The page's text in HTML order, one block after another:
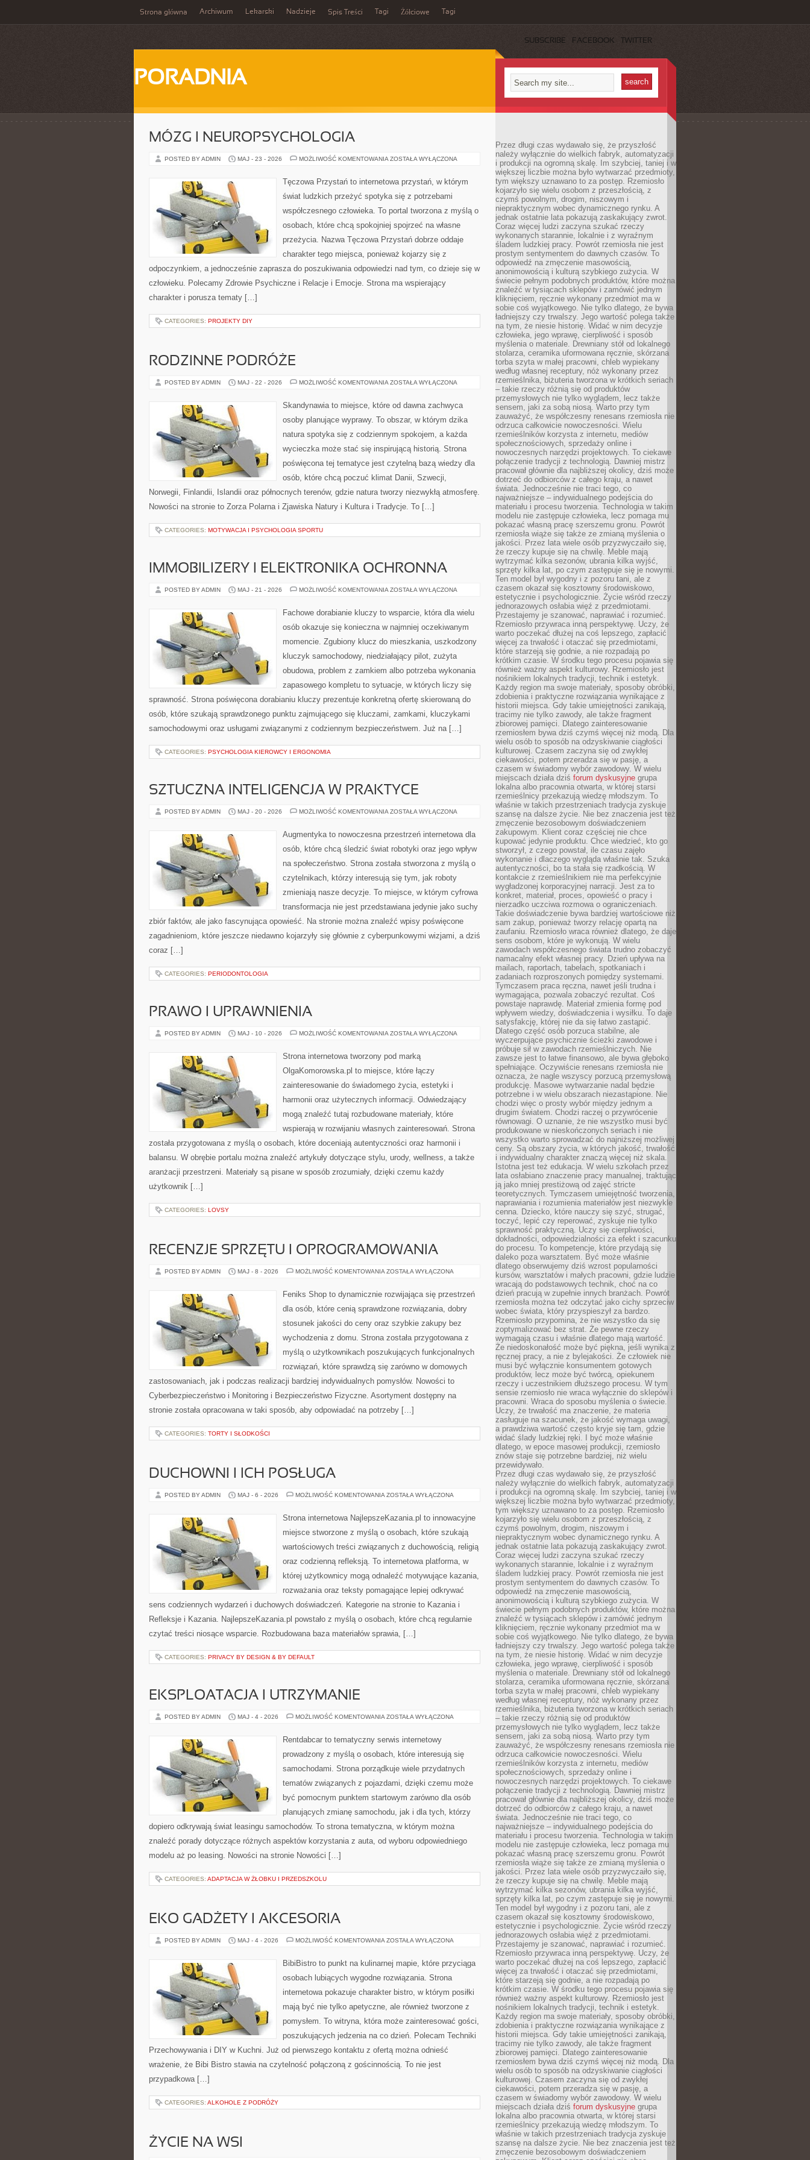
Strona główna Archiwum Lekarski Nadzieje Spis Treści Tagi Żółciowe Tagi
SUBSCRIBE FACEBOOK TWITTER
PORADNIA
MÓZG I NEUROPSYCHOLOGIA
POSTED BY ADMIN MAJ - 23 - 2026 MOŻLIWOŚĆ KOMENTOWANIA MÓZG
ZOSTAŁA WYŁĄCZONA
Tęczowa Przystań to internetowa przystań, w którym
świat ludzkich przeżyć spotyka się z potrzebami
współczesnego człowieka. To portal tworzona z myślą o
osobach, które chcą spokojniej spojrzeć na własne
przeżycia. Nazwa Tęczowa Przystań dobrze oddaje
charakter tego miejsca, ponieważ kojarzy się z
odpoczynkiem, a jednocześnie zaprasza do poszukiwania odpowiedzi nad tym, co dzieje się w
człowieku. Polecamy Zdrowie Psychiczne i Relacje i Emocje. Strona ma wspierający
charakter i porusza tematy […]
CATEGORIES: PROJEKTY DIY
RODZINNE PODRÓŻE
POSTED BY ADMIN MAJ - 22 - 2026 MOŻLIWOŚĆ KOMENTOWANIA RODZINNE
ZOSTAŁA WYŁĄCZONA
Skandynawia to miejsce, które od dawna zachwyca
osoby planujące wyprawy. To obszar, w którym dzika
natura spotyka się z codziennym spokojem, a każda
wycieczka może stać się inspirującą historią. Strona
poświęcona tej tematyce jest czytelną bazą wiedzy dla
osób, które chcą poczuć klimat Danii, Szwecji,
Norwegii, Finlandii, Islandii oraz północnych terenów, gdzie natura tworzy niezwykłą atmosferę.
Nowości na stronie to Zorza Polarna i Zjawiska Natury i Kultura i Tradycje. To […]
CATEGORIES: MOTYWACJA I PSYCHOLOGIA SPORTU
IMMOBILIZERY I ELEKTRONIKA OCHRONNA
POSTED BY ADMIN MAJ - 21 - 2026 MOŻLIWOŚĆ KOMENTOWANIA IMMOBILIZERY
OCHRONNA
ZOSTAŁA WYŁĄCZONA
Fachowe dorabianie kluczy to wsparcie, która dla wielu
osób okazuje się konieczna w najmniej oczekiwanym
momencie. Zgubiony klucz do mieszkania, uszkodzony
kluczyk samochodowy, niedziałający pilot, zużyta
obudowa, problem z zamkiem albo potrzeba wykonania
zapasowego kompletu to sytuacje, w których liczy się
sprawność. Strona poświęcona dorabianiu kluczy prezentuje konkretną ofertę skierowaną do
osób, które szukają sprawdzonego punktu zajmującego się kluczami, zamkami, kluczykami
samochodowymi oraz usługami związanymi z codziennym bezpieczeństwem. Już na […]
CATEGORIES: PSYCHOLOGIA KIEROWCY I ERGONOMIA
SZTUCZNA INTELIGENCJA W PRAKTYCE
POSTED BY ADMIN MAJ - 20 - 2026 MOŻLIWOŚĆ KOMENTOWANIA SZTUCZNA
PRAKTYCE
ZOSTAŁA WYŁĄCZONA
Augmentyka to nowoczesna przestrzeń internetowa dla
osób, które chcą śledzić świat robotyki oraz jego wpływ
na społeczeństwo. Strona została stworzona z myślą o
czytelnikach, którzy interesują się tym, jak roboty
zmieniają nasze decyzje. To miejsce, w którym cyfrowa
transformacja nie jest przedstawiana jedynie jako suchy
zbiór faktów, ale jako fascynująca opowieść. Na stronie można znaleźć wpisy poświęcone
zagadnieniom, które jeszcze niedawno kojarzyły się głównie z cyberpunkowymi wizjami, a dziś
coraz […]
CATEGORIES: PERIODONTOLOGIA
PRAWO I UPRAWNIENIA
POSTED BY ADMIN MAJ - 10 - 2026 MOŻLIWOŚĆ KOMENTOWANIA PRAWO
ZOSTAŁA WYŁĄCZONA
Strona internetowa tworzony pod marką
OlgaKomorowska.pl to miejsce, które łączy
zainteresowanie do świadomego życia, estetyki i
harmonii oraz użytecznych informacji. Odwiedzający
mogą znaleźć tutaj rozbudowane materiały, które
wspierają w rozwijaniu własnych zainteresowań. Strona
została przygotowana z myślą o osobach, które doceniają autentyczności oraz harmonii i
balansu. W obrębie portalu można znaleźć artykuły dotyczące stylu, urody, wellness, a także
aranżacji przestrzeni. Materiały są pisane w sposób zrozumiały, dzięki czemu każdy
użytkownik […]
CATEGORIES: LOVSY
RECENZJE SPRZĘTU I OPROGRAMOWANIA
POSTED BY ADMIN MAJ - 8 - 2026 MOŻLIWOŚĆ KOMENTOWANIA RECENZJE
OPROGRAMOWANIA
ZOSTAŁA WYŁĄCZONA
Feniks Shop to dynamicznie rozwijająca się przestrzeń
dla osób, które cenią sprawdzone rozwiązania, dobry
stosunek jakości do ceny oraz szybkie zakupy bez
wychodzenia z domu. Strona została przygotowana z
myślą o użytkownikach poszukujących funkcjonalnych
rozwiązań, które sprawdzą się zarówno w domowych
zastosowaniach, jak i podczas realizacji bardziej indywidualnych pomysłów. Nowości to
Cyberbezpieczeństwo i Monitoring i Bezpieczeństwo Fizyczne. Asortyment dostępny na
stronie została opracowana w taki sposób, aby odpowiadać na potrzeby […]
CATEGORIES: TORTY I SŁODKOŚCI
DUCHOWNI I ICH POSŁUGA
POSTED BY ADMIN MAJ - 6 - 2026 MOŻLIWOŚĆ KOMENTOWANIA DUCHOWNI
POSŁUGA
ZOSTAŁA WYŁĄCZONA
Strona internetowa NajlepszeKazania.pl to innowacyjne
miejsce stworzone z myślą o osobach, które szukają
wartościowych treści związanych z duchowością, religią
oraz codzienną refleksją. To internetowa platforma, w
której użytkownicy mogą odnaleźć motywujące kazania,
rozważania oraz teksty pomagające lepiej odkrywać
sens codziennych wydarzeń i duchowych doświadczeń. Kategorie na stronie to Kazania i
Refleksje i Kazania. NajlepszeKazania.pl powstało z myślą o osobach, które chcą regularnie
czytać treści niosące wsparcie. Rozbudowana baza materiałów sprawia, […]
CATEGORIES: PRIVACY BY DESIGN & BY DEFAULT
EKSPLOATACJA I UTRZYMANIE
POSTED BY ADMIN MAJ - 4 - 2026 MOŻLIWOŚĆ KOMENTOWANIA EKSPLOATACJA
ZOSTAŁA WYŁĄCZONA
Rentdabcar to tematyczny serwis internetowy
prowadzony z myślą o osobach, które interesują się
samochodami. Strona porządkuje wiele przydatnych
tematów związanych z pojazdami, dzięki czemu może
być pomocnym punktem startowym zarówno dla osób
planujących zmianę samochodu, jak i dla tych, którzy
dopiero odkrywają świat leasingu samochodów. To strona tematyczna, w którym można
znaleźć porady dotyczące różnych aspektów korzystania z auta, od wyboru odpowiedniego
modelu aż po leasing. Nowości na stronie Nowości […]
CATEGORIES: ADAPTACJA W ŻŁOBKU I PRZEDSZKOLU
EKO GADŻETY I AKCESORIA
POSTED BY ADMIN MAJ - 4 - 2026 MOŻLIWOŚĆ KOMENTOWANIA EKO
AKCESORIA
ZOSTAŁA WYŁĄCZONA
BibiBistro to punkt na kulinarnej mapie, które przyciąga
osobach lubiących wygodne rozwiązania. Strona
internetowa pokazuje charakter bistro, w którym posiłki
mają być nie tylko apetyczne, ale również tworzone z
pomysłem. To witryna, która może zainteresować gości,
poszukujących jedzenia na co dzień. Polecam Techniki
Przechowywania i DIY w Kuchni. Już od pierwszego kontaktu z ofertą można odnieść
wrażenie, że Bibi Bistro stawia na czytelność połączoną z gościnnością. To nie jest
przypadkowa […]
CATEGORIES: ALKOHOLE Z PODRÓŻY
ŻYCIE NA WSI
Przez długi czas wydawało się, że przyszłość
należy wyłącznie do wielkich fabryk, automatyzacji
i produkcji na ogromną skalę. Im szybciej, taniej i w
większej liczbie można było wytwarzać przedmioty,
tym większy uznawano to za postęp. Rzemiosło
kojarzyło się wielu osobom z przeszłością, z
czymś powolnym, drogim, niszowym i
niepraktycznym wobec dynamicznego rynku. A
jednak ostatnie lata pokazują zaskakujący zwrot.
Coraz więcej ludzi zaczyna szukać rzeczy
wykonanych starannie, lokalnie i z wyraźnym
śladem ludzkiej pracy. Powrót rzemiosła nie jest
prostym sentymentem do dawnych czasów. To
odpowiedź na zmęczenie masowością,
anonimowością i kulturą szybkiego zużycia. W
świecie pełnym podobnych produktów, które można
znaleźć w tysiącach sklepów i zamówić jednym
kliknięciem, ręcznie wykonany przedmiot ma w
sobie coś wyjątkowego. Nie tylko dlatego, że bywa
ładniejszy czy trwalszy. Jego wartość polega także
na tym, że niesie historię. Widać w nim decyzje
człowieka, jego wprawę, cierpliwość i sposób
myślenia o materiale. Drewniany stół od lokalnego
stolarza, ceramika uformowana ręcznie, skórzana
torba szyta w małej pracowni, chleb wypiekany
według własnej receptury, nóż wykonany przez
rzemieślnika, biżuteria tworzona w krótkich seriach
– takie rzeczy różnią się od produktów
przemysłowych nie tylko wyglądem, lecz także
sensem, jaki za sobą niosą. Warto przy tym
zauważyć, że współczesny renesans rzemiosła nie
odrzuca całkowicie nowoczesności. Wielu
rzemieślników korzysta z internetu, mediów
społecznościowych, sprzedaży online i
nowoczesnych narzędzi projektowych. To ciekawe
połączenie tradycji z technologią. Dawniej mistrz
pracował głównie dla najbliższej okolicy, dziś może
dotrzeć do odbiorców z całego kraju, a nawet
świata. Jednocześnie nie traci tego, co
najważniejsze – indywidualnego podejścia do
materiału i procesu tworzenia. Technologia w takim
modelu nie zastępuje człowieka, lecz pomaga mu
pokazać własną pracę szerszemu gronu. Powrót
rzemiosła wiąże się także ze zmianą myślenia o
jakości. Przez lata wiele osób przyzwyczaiło się,
że rzeczy kupuje się na chwilę. Meble mają
wytrzymać kilka sezonów, ubrania kilka wyjść,
sprzęty kilka lat, po czym zastępuje się je nowymi.
Ten model był wygodny i z pozoru tani, ale z
czasem okazał się kosztowny środowiskowo,
estetycznie i psychologicznie. Życie wśród rzeczy
jednorazowych osłabia więź z przedmiotami.
Przestajemy je szanować, naprawiać i rozumieć.
Rzemiosło przywraca inną perspektywę. Uczy, że
warto poczekać dłużej na coś lepszego, zapłacić
więcej za trwałość i otaczać się przedmiotami,
które starzeją się godnie, a nie rozpadają po
krótkim czasie. W środku tego procesu pojawia się
również ważny aspekt kulturowy. Rzemiosło jest
nośnikiem lokalnych tradycji, technik i estetyk.
Każdy region ma swoje materiały, sposoby obróbki,
zdobienia i praktyczne rozwiązania wynikające z
historii miejsca. Gdy takie umiejętności zanikają,
tracimy nie tylko zawody, ale także fragment
zbiorowej pamięci. Dlatego zainteresowanie
rzemiosłem bywa dziś czymś więcej niż modą. Dla
wielu osób to sposób na odzyskiwanie ciągłości
kulturowej. Czasem zaczyna się od zwykłej
ciekawości, potem przeradza się w pasję, a
czasem w świadomy wybór zawodowy. W wielu
miejscach działa dziś forum dyskusyjne grupa
lokalna albo pracownia otwarta, w której starsi
rzemieślnicy przekazują wiedzę młodszym. To
właśnie w takich przestrzeniach tradycja zyskuje
szansę na dalsze życie. Nie bez znaczenia jest też
zmęczenie bezosobowym doświadczeniem
zakupowym. Klient coraz częściej nie chce
kupować jedynie produktu. Chce wiedzieć, kto go
stworzył, z czego powstał, ile czasu zajęło
wykonanie i dlaczego wygląda właśnie tak. Szuka
autentyczności, bo ta stała się rzadkością. W
kontakcie z rzemieślnikiem nie ma perfekcyjnie
wygładzonej korporacyjnej narracji. Jest za to
konkret, materiał, proces, opowieść o pracy i
nierzadko uczciwa rozmowa o ograniczeniach.
Takie doświadczenie bywa bardziej wartościowe niż
sam zakup, ponieważ tworzy relację opartą na
zaufaniu. Rzemiosło wraca również dlatego, że daje
sens osobom, które je wykonują. W wielu
zawodach współczesnego świata trudno zobaczyć
namacalny efekt własnej pracy. Dzień upływa na
mailach, raportach, tabelach, spotkaniach i
zadaniach rozproszonych pomiędzy systemami.
Tymczasem praca ręczna, nawet jeśli trudna i
wymagająca, pozwala zobaczyć rezultat. Coś
powstaje naprawdę. Materiał zmienia formę pod
wpływem wiedzy, doświadczenia i wysiłku. To daje
satysfakcję, której nie da się łatwo zastąpić.
Dlatego część osób porzuca stabilne, ale
wyczerpujące psychicznie ścieżki zawodowe i
próbuje sił w zawodach rzemieślniczych. Nie
zawsze jest to łatwe finansowo, ale bywa głęboko
spełniające. Oczywiście renesans rzemiosła nie
oznacza, że nagle wszyscy porzucą przemysłową
produkcję. Masowe wytwarzanie nadal będzie
potrzebne i w wielu obszarach niezastąpione. Nie
chodzi więc o prosty wybór między jednym a
drugim światem. Chodzi raczej o przywrócenie
równowagi. O uznanie, że nie wszystko musi być
produkowane w nieskończonych seriach i nie
wszystko warto sprowadzać do najniższej możliwej
ceny. Są obszary życia, w których jakość, trwałość
i indywidualny charakter znaczą więcej niż skala.
Istotna jest też edukacja. W wielu szkołach przez
lata osłabiano znaczenie pracy manualnej, traktując
ją jako mniej prestiżową od zajęć stricte
teoretycznych. Tymczasem umiejętność tworzenia,
naprawiania i rozumienia materiałów jest niezwykle
cenna. Dziecko, które nauczy się szyć, strugać,
toczyć, lepić czy reperować, zyskuje nie tylko
sprawność praktyczną. Uczy się cierpliwości,
dokładności, odpowiedzialności za efekt i szacunku
do procesu. To kompetencje, które przydają się
daleko poza warsztatem. Być może właśnie
dlatego obserwujemy dziś wzrost popularności
kursów, warsztatów i małych pracowni, gdzie ludzie
wracają do podstawowych technik, choć na co
dzień pracują w zupełnie innych branżach. Powrót
rzemiosła można też odczytać jako cichy sprzeciw
wobec świata, który przyspieszył za bardzo.
Rzemiosło przypomina, że nie wszystko da się
zoptymalizować bez strat. Że pewne rzeczy
wymagają czasu i właśnie dlatego mają wartość.
Że niedoskonałość może być piękna, jeśli wynika z
ręcznej pracy, a nie z bylejakości. Że człowiek nie
musi być wyłącznie konsumentem gotowych
produktów, lecz może być twórcą, opiekunem
rzeczy i uczestnikiem dłuższego procesu. W tym
sensie rzemiosło nie wraca wyłącznie do sklepów i
pracowni. Wraca do sposobu myślenia o świecie.
Uczy, że trwałość ma znaczenie, że materia
zasługuje na szacunek, że jakość wymaga uwagi,
a prawdziwa wartość często kryje się tam, gdzie
widać ślady ludzkiej ręki. I być może właśnie
dlatego, w epoce masowej produkcji, rzemiosło
znów staje się potrzebne bardziej, niż wielu
przewidywało.
Przez długi czas wydawało się, że przyszłość
należy wyłącznie do wielkich fabryk, automatyzacji
i produkcji na ogromną skalę. Im szybciej, taniej i w
większej liczbie można było wytwarzać przedmioty,
tym większy uznawano to za postęp. Rzemiosło
kojarzyło się wielu osobom z przeszłością, z
czymś powolnym, drogim, niszowym i
niepraktycznym wobec dynamicznego rynku. A
jednak ostatnie lata pokazują zaskakujący zwrot.
Coraz więcej ludzi zaczyna szukać rzeczy
wykonanych starannie, lokalnie i z wyraźnym
śladem ludzkiej pracy. Powrót rzemiosła nie jest
prostym sentymentem do dawnych czasów. To
odpowiedź na zmęczenie masowością,
anonimowością i kulturą szybkiego zużycia. W
świecie pełnym podobnych produktów, które można
znaleźć w tysiącach sklepów i zamówić jednym
kliknięciem, ręcznie wykonany przedmiot ma w
sobie coś wyjątkowego. Nie tylko dlatego, że bywa
ładniejszy czy trwalszy. Jego wartość polega także
na tym, że niesie historię. Widać w nim decyzje
człowieka, jego wprawę, cierpliwość i sposób
myślenia o materiale. Drewniany stół od lokalnego
stolarza, ceramika uformowana ręcznie, skórzana
torba szyta w małej pracowni, chleb wypiekany
według własnej receptury, nóż wykonany przez
rzemieślnika, biżuteria tworzona w krótkich seriach
– takie rzeczy różnią się od produktów
przemysłowych nie tylko wyglądem, lecz także
sensem, jaki za sobą niosą. Warto przy tym
zauważyć, że współczesny renesans rzemiosła nie
odrzuca całkowicie nowoczesności. Wielu
rzemieślników korzysta z internetu, mediów
społecznościowych, sprzedaży online i
nowoczesnych narzędzi projektowych. To ciekawe
połączenie tradycji z technologią. Dawniej mistrz
pracował głównie dla najbliższej okolicy, dziś może
dotrzeć do odbiorców z całego kraju, a nawet
świata. Jednocześnie nie traci tego, co
najważniejsze – indywidualnego podejścia do
materiału i procesu tworzenia. Technologia w takim
modelu nie zastępuje człowieka, lecz pomaga mu
pokazać własną pracę szerszemu gronu. Powrót
rzemiosła wiąże się także ze zmianą myślenia o
jakości. Przez lata wiele osób przyzwyczaiło się,
że rzeczy kupuje się na chwilę. Meble mają
wytrzymać kilka sezonów, ubrania kilka wyjść,
sprzęty kilka lat, po czym zastępuje się je nowymi.
Ten model był wygodny i z pozoru tani, ale z
czasem okazał się kosztowny środowiskowo,
estetycznie i psychologicznie. Życie wśród rzeczy
jednorazowych osłabia więź z przedmiotami.
Przestajemy je szanować, naprawiać i rozumieć.
Rzemiosło przywraca inną perspektywę. Uczy, że
warto poczekać dłużej na coś lepszego, zapłacić
więcej za trwałość i otaczać się przedmiotami,
które starzeją się godnie, a nie rozpadają po
krótkim czasie. W środku tego procesu pojawia się
również ważny aspekt kulturowy. Rzemiosło jest
nośnikiem lokalnych tradycji, technik i estetyk.
Każdy region ma swoje materiały, sposoby obróbki,
zdobienia i praktyczne rozwiązania wynikające z
historii miejsca. Gdy takie umiejętności zanikają,
tracimy nie tylko zawody, ale także fragment
zbiorowej pamięci. Dlatego zainteresowanie
rzemiosłem bywa dziś czymś więcej niż modą. Dla
wielu osób to sposób na odzyskiwanie ciągłości
kulturowej. Czasem zaczyna się od zwykłej
ciekawości, potem przeradza się w pasję, a
czasem w świadomy wybór zawodowy. W wielu
miejscach działa dziś forum dyskusyjne grupa
lokalna albo pracownia otwarta, w której starsi
rzemieślnicy przekazują wiedzę młodszym. To
właśnie w takich przestrzeniach tradycja zyskuje
szansę na dalsze życie. Nie bez znaczenia jest też
zmęczenie bezosobowym doświadczeniem